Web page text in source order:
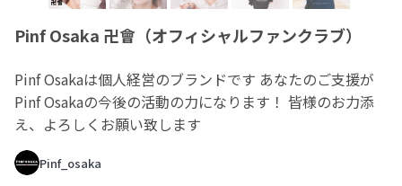
Pinf Osaka 卍會（オフィシャルファンクラブ）
Pinf Osakaは個人経営のブランドです あなたのご支援が
Pinf Osakaの今後の活動の力になります！ 皆様のお力添
え、よろしくお願い致します
Pinf_osaka